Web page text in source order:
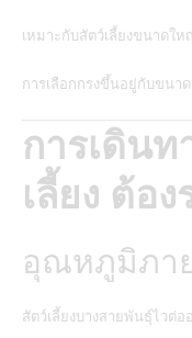
เหมาะกับสัตว์เลี้ยงขนาดใ
การเลือกกรงขึ้นอยู่กับขนา
การเดินท
เลี้ยง ต้อง
อุณหภูมิภา
สัตว์เลี้ยงบางสายพันธุ์ไวต่